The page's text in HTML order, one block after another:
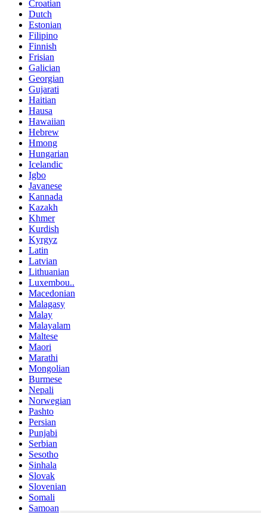
Croatian
Dutch
Estonian
Filipino
Finnish
Frisian
Galician
Georgian
Gujarati
Haitian
Hausa
Hawaiian
Hebrew
Hmong
Hungarian
Icelandic
Igbo
Javanese
Kannada
Kazakh
Khmer
Kurdish
Kyrgyz
Latin
Latvian
Lithuanian
Luxembou..
Macedonian
Malagasy
Malay
Malayalam
Maltese
Maori
Marathi
Mongolian
Burmese
Nepali
Norwegian
Pashto
Persian
Punjabi
Serbian
Sesotho
Sinhala
Slovak
Slovenian
Somali
Samoan